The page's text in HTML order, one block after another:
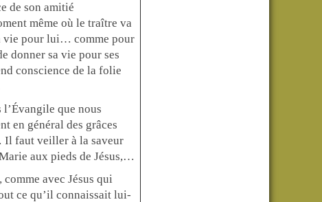
de son amitié
même où le traître va
vie pour lui… comme pour
donner sa vie pour ses
conscience de la folie
que nous
en général des grâces
Il faut veiller à la saveur
aux pieds de Jésus,…
avec Jésus qui
ce qu’il connaissait lui-